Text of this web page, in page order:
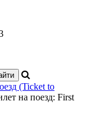
(Ticket to
на поезд: First